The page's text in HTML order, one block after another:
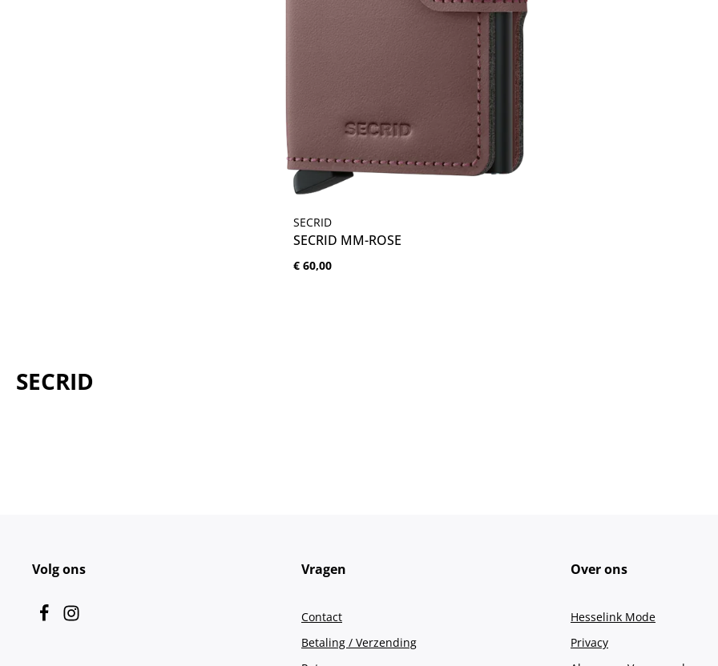
SECRID
SECRID MM-ROSE
Normale prijs:
€ 60,00
SECRID
Volg ons Vragen
Contact
Betaling / Verzending
Over ons
Hesselink Mode
Privacy